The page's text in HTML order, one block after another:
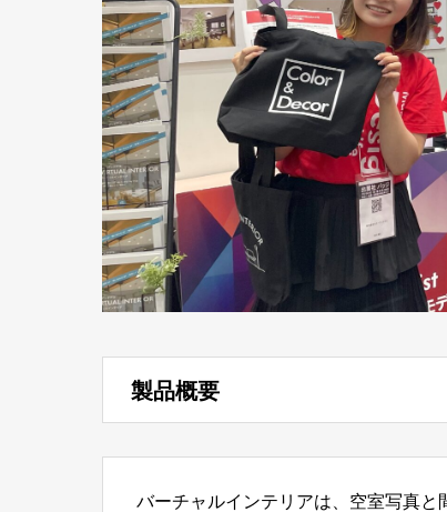
製品概要
バーチャルインテリアは、空室写真